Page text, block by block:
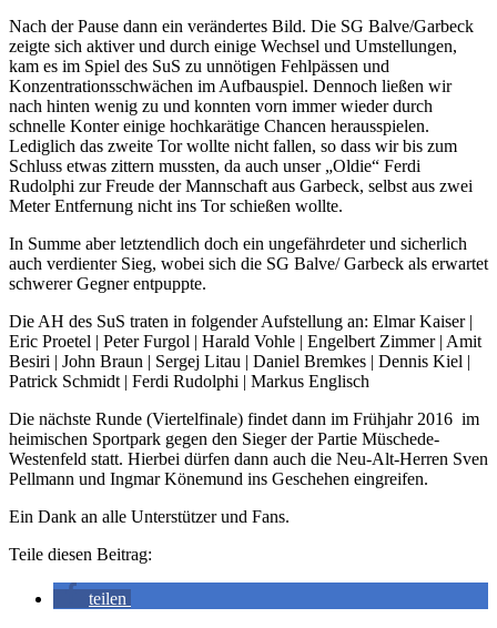
Nach der Pause dann ein verändertes Bild. Die SG Balve/Garbeck
zeigte sich aktiver und durch einige Wechsel und Umstellungen,
kam es im Spiel des SuS zu unnötigen Fehlpässen und
Konzentrationsschwächen im Aufbauspiel. Dennoch ließen wir
nach hinten wenig zu und konnten vorn immer wieder durch
schnelle Konter einige hochkarätige Chancen herausspielen.
Lediglich das zweite Tor wollte nicht fallen, so dass wir bis zum
Schluss etwas zittern mussten, da auch unser „Oldie“ Ferdi
Rudolphi zur Freude der Mannschaft aus Garbeck, selbst aus zwei
Meter Entfernung nicht ins Tor schießen wollte.
In Summe aber letztendlich doch ein ungefährdeter und sicherlich
auch verdienter Sieg, wobei sich die SG Balve/ Garbeck als erwartet
schwerer Gegner entpuppte.
Die AH des SuS traten in folgender Aufstellung an: Elmar Kaiser |
Eric Proetel | Peter Furgol | Harald Vohle | Engelbert Zimmer | Amit
Besiri | John Braun | Sergej Litau | Daniel Bremkes | Dennis Kiel |
Patrick Schmidt | Ferdi Rudolphi | Markus Englisch
Die nächste Runde (Viertelfinale) findet dann im Frühjahr 2016 im
heimischen Sportpark gegen den Sieger der Partie Müschede-
Westenfeld statt. Hierbei dürfen dann auch die Neu-Alt-Herren Sven
Pellmann und Ingmar Könemund ins Geschehen eingreifen.
Ein Dank an alle Unterstützer und Fans.
Teile diesen Beitrag:
teilen